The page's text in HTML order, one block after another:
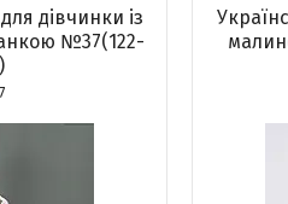
дівчинки із
№37(122-